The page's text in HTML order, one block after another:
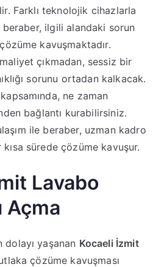
Farklı teknolojik cihazlarla
beraber, ilgili alandaki sorun
kavuşmaktadır.
çıkmadan, sessiz bir
sorunu ortadan kalkacak.
ne zaman
bağlantı kurabilirsiniz.
ile beraber, uzman kadro
sürede çözüme kavuşur.
Lavabo
Açma
dolayı yaşanan Kocaeli İzmit
çözüme kavuşması